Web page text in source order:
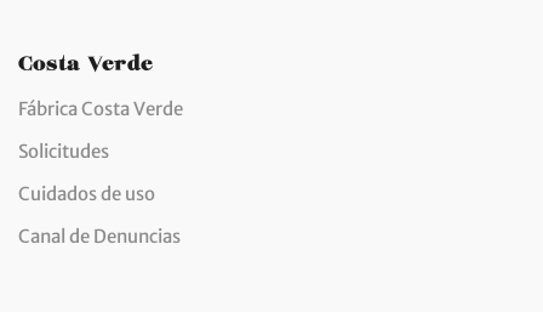
Costa Verde
Fábrica Costa Verde
Solicitudes
Cuidados de uso
Canal de Denuncias